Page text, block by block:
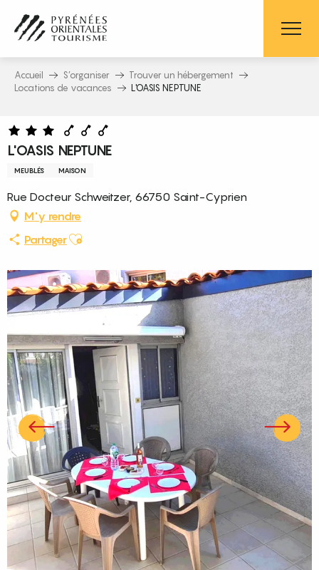
contenu
principal
Accueil S’organiser
Trouver un hébergement
Locations de vacances
L'OASIS NEPTUNE
L'OASIS NEPTUNE
MEUBLÉS MAISON
Rue Docteur Schweitzer, 66750 Saint-Cyprien
M'y rendre
PartagerAjouter aux favoris